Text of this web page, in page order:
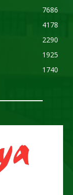
7686
4178
2290
1925
1740